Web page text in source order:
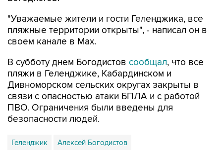
"Уважаемые жители и гости Геленджика, все
пляжные территории открыты", - написал он в
своем канале в Max.
В субботу днем Богодистов сообщал, что все
пляжи в Геленджике, Кабардинском и
Дивноморском сельских округах закрыты в
связи с опасностью атаки БПЛА и с работой
ПВО. Ограничения были введены для
безопасности людей.
Геленджик Алексей Богодистов